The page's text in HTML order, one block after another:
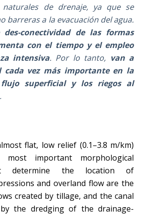
de drenaje, ya que se
barreras a la evacuación del agua.
conectividad de las formas
con el tiempo y el empleo
intensiva. Por lo tanto, van a
cada vez más importante en la
superficial y los riegos al
flat, low relief (0.1–3.8 m/km)
most important morphological
determine the location of
and overland flow are the
created by tillage, and the canal
the dredging of the drainage-